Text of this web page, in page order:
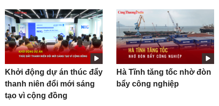
Khởi động dự án thúc đẩy
thanh niên đổi mới sáng
tạo vì cộng đồng
Hà Tĩnh tăng tốc nhờ đòn
bẩy công nghiệp